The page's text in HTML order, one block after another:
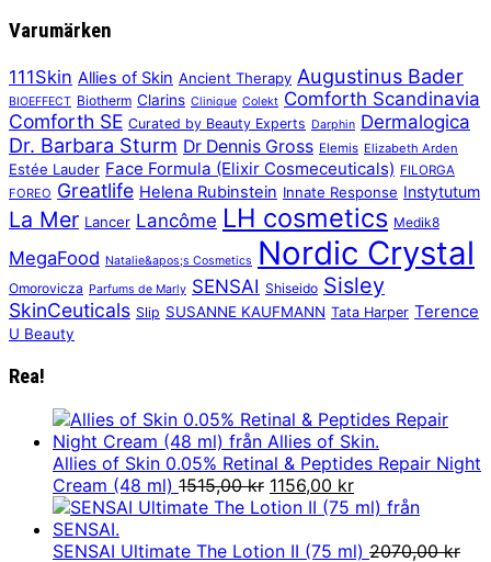
Varumärken
111Skin Allies of Skin Ancient Therapy Augustinus Bader
BIOEFFECT Biotherm Clarins Clinique Colekt Comforth Scandinavia
Comforth SE Curated by Beauty Experts Darphin Dermalogica
Dr. Barbara Sturm Dr Dennis Gross Elemis Elizabeth Arden
Estée Lauder Face Formula (Elixir Cosmeceuticals) FILORGA
FOREO Greatlife Helena Rubinstein Innate Response Instytutum
La Mer Lancer Lancôme LH cosmetics Medik8
MegaFood Natalie&apos;s Cosmetics Nordic Crystal
Omorovicza Parfums de Marly SENSAI Shiseido Sisley
SkinCeuticals Slip SUSANNE KAUFMANN Tata Harper Terence
U Beauty
Rea!
Allies of Skin 0.05% Retinal & Peptides Repair Night
Cream (48 ml) 1515,00kr Det
ursprungliga
var:
1156,00 krDet
nuvarande
är:
SENSAI Ultimate The Lotion II (75 ml) 2070,00kr